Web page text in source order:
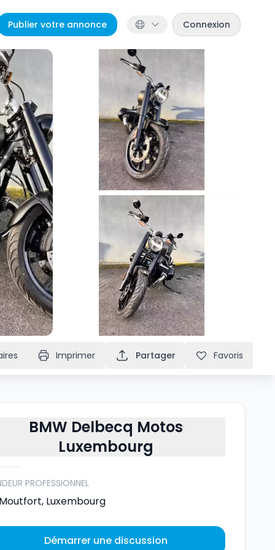
Publier votre annonce Connexion
Imprimer Partager Favoris
BMW Delbecq Motos
Luxembourg
PROFESSIONNEL
Moutfort, Luxembourg
Démarrer une discussion